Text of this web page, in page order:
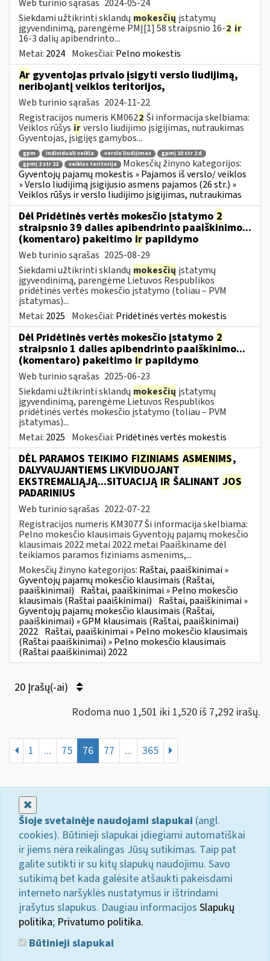
Web turinio sąrašas 2024-05-24
Siekdami užtikrinti sklandų mokesčių įstatymų
įgyvendinimą, parengėme PMĮ[1] 58 straipsnio 16-2 ir
16-3 dalių apibendrinto...
Metai: 2024 Mokesčiai: Pelno mokestis
Ar gyventojas privalo įsigyti verslo liudijimą,
neribojantį veiklos teritorijos,
Web turinio sąrašas 2024-11-22
Registracijos numeris KM0622 Ši informacija skelbiama:
Veiklos rūšys irverslo liudijimo įsigijimas, nutraukimas
Gyventojas, įsigijęs gamybos...
gpm individuali veikla verslo liudijimas
gpmį 10 str 2 d
gpmį 2 str 22
veiklos teritorija
Mokesčių žinyno kategorijos:
Gyventojų pajamų mokestis » Pajamos iš verslo/ veiklos
» Verslo liudijimą įsigijusio asmens pajamos (26 str.) »
Veiklos rūšys ir verslo liudijimo įsigijimas, nutraukimas
Dėl Pridėtinės vertės mokesčio įstatymo 2
straipsnio 39 dalies apibendrinto paaiškinimo...
(komentaro) pakeitimo ir papildymo
Web turinio sąrašas 2025-08-29
Siekdami užtikrinti sklandų mokesčių įstatymų
įgyvendinimą, parengėme Lietuvos Respublikos
pridėtinės vertės mokesčio įstatymo (toliau – PVM
įstatymas)...
Metai: 2025 Mokesčiai: Pridėtinės vertės mokestis
Dėl Pridėtinės vertės mokesčio įstatymo 2
straipsnio 1 dalies apibendrinto paaiškinimo...
(komentaro) pakeitimo ir papildymo
Web turinio sąrašas 2025-06-23
Siekdami užtikrinti sklandų mokesčių įstatymų
įgyvendinimą, parengėme Lietuvos Respublikos
pridėtinės vertės mokesčio įstatymo (toliau – PVM
įstatymas)...
Metai: 2025 Mokesčiai: Pridėtinės vertės mokestis
DĖL PARAMOS TEIKIMO FIZINIAMS ASMENIMS,
DALYVAUJANTIEMS LIKVIDUOJANT
EKSTREMALIĄJĄ...SITUACIJĄ IR ŠALINANT JOS
PADARINIUS
Web turinio sąrašas 2022-07-22
Registracijos numeris KM3077 Ši informacija skelbiama:
Pelno mokesčio klausimais Gyventojų pajamų mokesčio
klausimais 2022 metai 2022 metai Paaiškiname dėl
teikiamos paramos fiziniams asmenims,...
Mokesčių žinyno kategorijos: Raštai, paaiškinimai »
Gyventojų pajamų mokesčio klausimais (Raštai,
paaiškinimai) Raštai, paaiškinimai » Pelno mokesčio
klausimais (Raštai paaiškinimai) Raštai, paaiškinimai »
Gyventojų pajamų mokesčio klausimais (Raštai,
paaiškinimai) » GPM klausimais (Raštai, paaiškinimai)
2022 Raštai, paaiškinimai » Pelno mokesčio klausimais
(Raštai paaiškinimai) » Pelno mokesčio klausimais
(Raštai paaiškinimai) 2022
20 Įrašų(-ai)
Rodoma nuo 1,501 iki 1,520 iš 7,292 irašų.
1 ... 75 76 77 ... 365
Šioje svetainėje naudojami slapukai (angl.
cookies). Būtinieji slapukai įdiegiami automatiškai
ir jiems nėra reikalingas Jūsų sutikimas. Taip pat
galite sutikti ir su kitų slapukų naudojimu. Savo
sutikimą bet kada galėsite atšaukti pakeisdami
interneto naršyklės nustatymus ir ištrindami
įrašytus slapukus. Daugiau informacijos Slapukų
politika; Privatumo politika.
Būtinieji slapukai